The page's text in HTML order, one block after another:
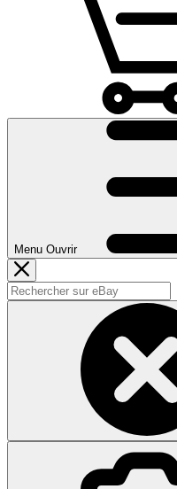
Menu Ouvrir